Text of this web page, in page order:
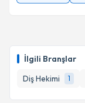
İlgili Branşlar
Diş Hekimi
1